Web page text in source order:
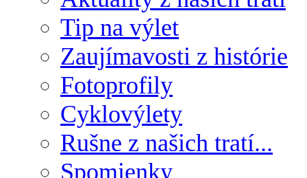
Tip na výlet
Zaujímavosti z histórie
Fotoprofily
Cyklovýlety
Rušne z našich tratí...
Spomienky